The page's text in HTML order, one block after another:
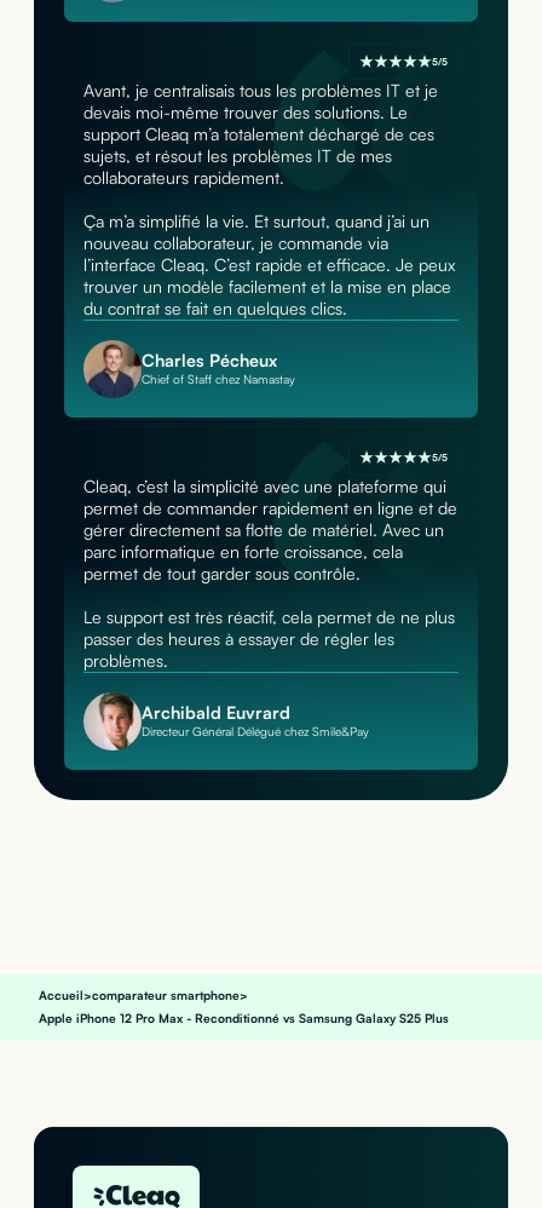
5/5
Avant, je centralisais tous les problèmes IT et je
devais moi-même trouver des solutions. Le
support Cleaq m’a totalement déchargé de ces
sujets, et résout les problèmes IT de mes
collaborateurs rapidement.
Ça m’a simplifié la vie. Et surtout, quand j’ai un
nouveau collaborateur, je commande via
l’interface Cleaq. C’est rapide et efficace. Je peux
trouver un modèle facilement et la mise en place
du contrat se fait en quelques clics.
Charles Pécheux
Chief of Staff chez Namastay
5/5
Cleaq, c’est la simplicité avec une plateforme qui
permet de commander rapidement en ligne et de
gérer directement sa flotte de matériel. Avec un
parc informatique en forte croissance, cela
permet de tout garder sous contrôle.
Le support est très réactif, cela permet de ne plus
passer des heures à essayer de régler les
problèmes.
Archibald Euvrard
Directeur Général Délégué chez Smile&Pay
Accueil>comparateur smartphone>
Apple iPhone 12 Pro Max - Reconditionné vs Samsung Galaxy S25 Plus